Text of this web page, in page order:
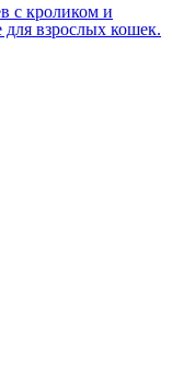
с кроликом и
взрослых кошек.